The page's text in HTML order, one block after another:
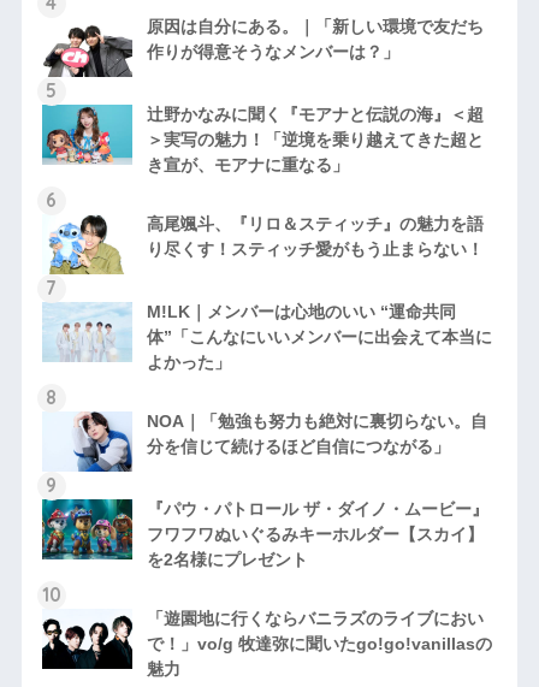
原因は自分にある。｜「新しい環境で友だち
作りが得意そうなメンバーは？」
辻野かなみに聞く『モアナと伝説の海』＜超
＞実写の魅力！「逆境を乗り越えてきた超と
き宣が、モアナに重なる」
高尾颯斗、『リロ＆スティッチ』の魅力を語
り尽くす！スティッチ愛がもう止まらない！
M!LK｜メンバーは心地のいい “運命共同
体”「こんなにいいメンバーに出会えて本当に
よかった」
NOA｜「勉強も努力も絶対に裏切らない。自
分を信じて続けるほど自信につながる」
『パウ・パトロール ザ・ダイノ・ムービー』
フワフワぬいぐるみキーホルダー【スカイ】
を2名様にプレゼント
「遊園地に行くならバニラズのライブにおい
で！」vo/g 牧達弥に聞いたgo!go!vanillasの
魅力